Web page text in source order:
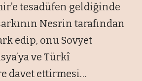
tesadüfen geldiğinde
Nesrin tarafından
edip, onu Sovyet
ve Türkî
davet ettirmesi…